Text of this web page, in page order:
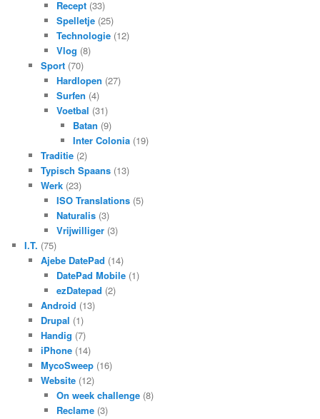
Recept (33)
Spelletje (25)
Technologie (12)
Vlog (8)
Sport(70)
Hardlopen (27)
Surfen (4)
Voetbal (31)
Batan (9)
Inter Colonia(19)
Traditie(2)
Typisch Spaans(13)
Werk(23)
ISO Translations (5)
Naturalis (3)
Vrijwilliger (3)
I.T. (75)
Ajebe DatePad (14)
DatePad Mobile (1)
ezDatepad (2)
Android (13)
Drupal (1)
Handig (7)
iPhone(14)
MycoSweep(16)
Website(12)
On week challenge (8)
Reclame (3)